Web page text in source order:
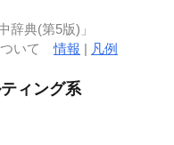
辞典(第5版)」
ついて情報 | 凡例
ィング系